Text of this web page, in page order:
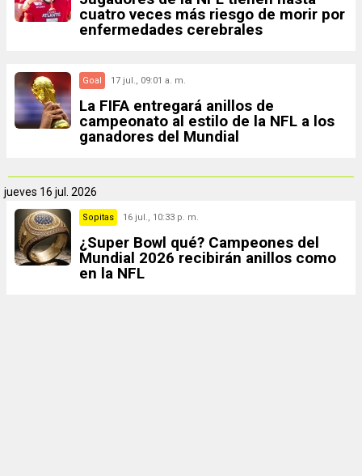
cuatro veces más riesgo de morir por
enfermedades cerebrales
Goal 17 jul., 09:01 a. m.
La FIFA entregará anillos de
campeonato al estilo de la NFL a los
ganadores del Mundial
jueves 16 jul. 2026
Sopitas 16 jul., 10:33 p. m.
¿Super Bowl qué? Campeones del
Mundial 2026 recibirán anillos como
en la NFL